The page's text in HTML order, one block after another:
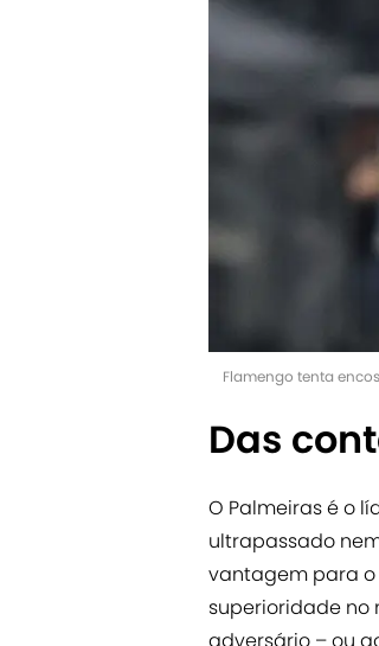
Flamengo tenta
Das
O Palmeiras é o
ultrapassado
vantagem para o
superioridade no